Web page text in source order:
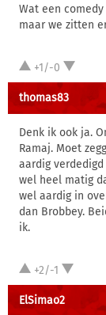
Wat een
maar we zitten
+1/-0
thomas83
Denk ik ook ja.
Ramaj. Moet
aardig
wel heel matig
wel aardig in
dan Brobbey.
ik.
+2/-1
ElSimao2